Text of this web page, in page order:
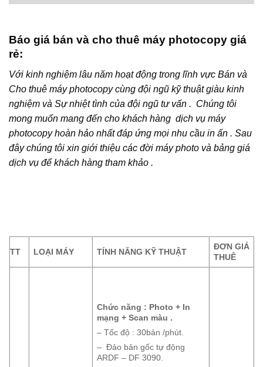
Báo giá bán và cho thuê máy photocopy giá
rẻ:
Với kinh nghiệm lâu năm hoạt động trong lĩnh vực Bán và
Cho thuê máy photocopy cùng đội ngũ kỹ thuật giàu kinh
nghiệm và Sự nhiệt tình của đội ngũ tư vấn . Chúng tôi
mong muốn mang đến cho khách hàng dịch vụ máy
photocopy hoàn hảo nhất đáp ứng mọi nhu cầu in ấn . Sau
đây chúng tôi xin giới thiệu các đời máy photo và bảng giá
dịch vụ để khách hàng tham khảo .
TT LOẠI MÁY TÍNH NĂNG KỸ THUẬT
ĐƠN GIÁ
THUÊ
Chức năng : Photo + In
mạng + Scan màu .
– Tốc độ : 30bản /phút.
– Đảo bản gốc tự động
ARDF – DF 3090.